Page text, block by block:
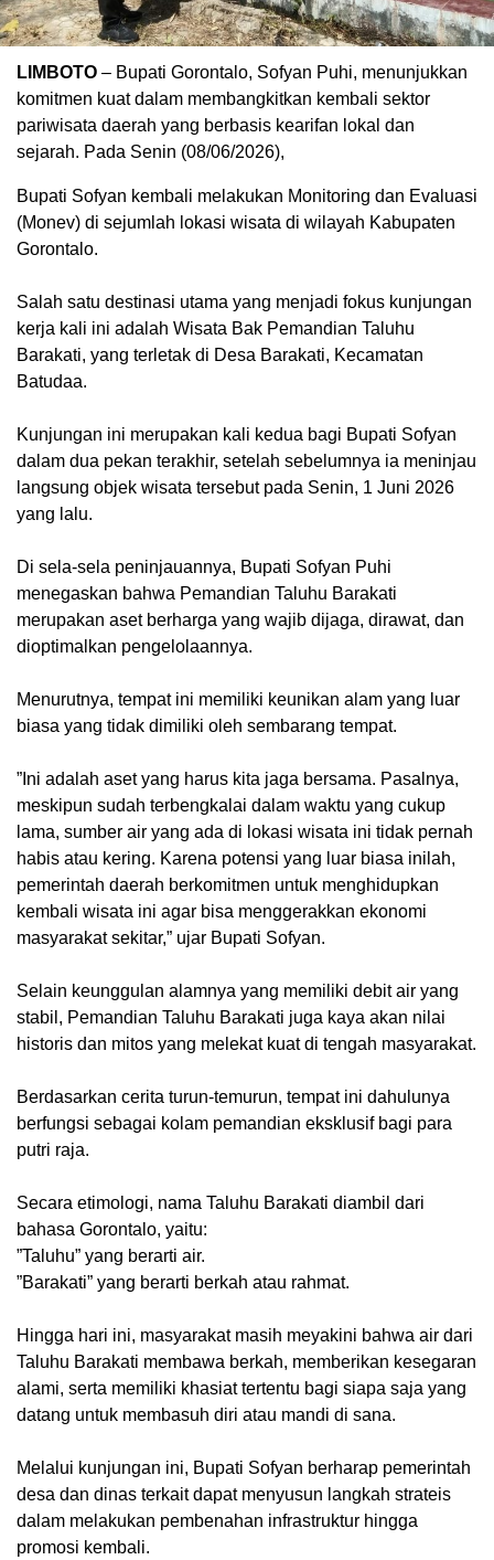
LIMBOTO – Bupati Gorontalo, Sofyan Puhi, menunjukkan
komitmen kuat dalam membangkitkan kembali sektor
pariwisata daerah yang berbasis kearifan lokal dan
sejarah. Pada Senin (08/06/2026),
Bupati Sofyan kembali melakukan Monitoring dan Evaluasi
(Monev) di sejumlah lokasi wisata di wilayah Kabupaten
Gorontalo.
‎​Salah satu destinasi utama yang menjadi fokus kunjungan
kerja kali ini adalah Wisata Bak Pemandian Taluhu
Barakati, yang terletak di Desa Barakati, Kecamatan
Batudaa.
‎Kunjungan ini merupakan kali kedua bagi Bupati Sofyan
dalam dua pekan terakhir, setelah sebelumnya ia meninjau
langsung objek wisata tersebut pada Senin, 1 Juni 2026
yang lalu.
‎​Di sela-sela peninjauannya, Bupati Sofyan Puhi
menegaskan bahwa Pemandian Taluhu Barakati
merupakan aset berharga yang wajib dijaga, dirawat, dan
dioptimalkan pengelolaannya.
‎Menurutnya, tempat ini memiliki keunikan alam yang luar
biasa yang tidak dimiliki oleh sembarang tempat.
‎​”Ini adalah aset yang harus kita jaga bersama. Pasalnya,
meskipun sudah terbengkalai dalam waktu yang cukup
lama, sumber air yang ada di lokasi wisata ini tidak pernah
habis atau kering. Karena potensi yang luar biasa inilah,
pemerintah daerah berkomitmen untuk menghidupkan
kembali wisata ini agar bisa menggerakkan ekonomi
masyarakat sekitar,” ujar Bupati Sofyan.
‎​Selain keunggulan alamnya yang memiliki debit air yang
stabil, Pemandian Taluhu Barakati juga kaya akan nilai
historis dan mitos yang melekat kuat di tengah masyarakat.
‎Berdasarkan cerita turun-temurun, tempat ini dahulunya
berfungsi sebagai kolam pemandian eksklusif bagi para
putri raja.
‎​Secara etimologi, nama Taluhu Barakati diambil dari
bahasa Gorontalo, yaitu:
‎​”Taluhu” yang berarti air.
‎​”Barakati” yang berarti berkah atau rahmat.
‎Hingga hari ini, masyarakat masih meyakini bahwa air dari
Taluhu Barakati membawa berkah, memberikan kesegaran
alami, serta memiliki khasiat tertentu bagi siapa saja yang
datang untuk membasuh diri atau mandi di sana.
‎​Melalui kunjungan ini, Bupati Sofyan berharap pemerintah
desa dan dinas terkait dapat menyusun langkah strateis
dalam melakukan pembenahan infrastruktur hingga
promosi kembali.